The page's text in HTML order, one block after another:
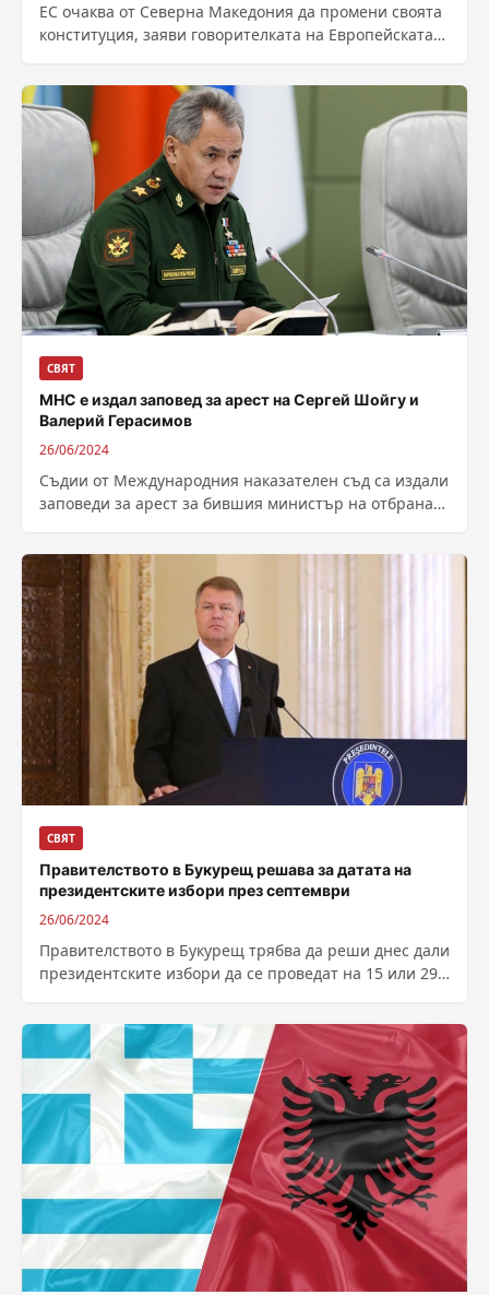
ЕС очаква от Северна Македония да промени своята
конституция, заяви говорителката на Европейската
СВЯТ
МНС е издал заповед за арест на Сергей Шойгу и
Валерий Герасимов
26/06/2024
Съдии от Международния наказателен съд са издали
заповеди за арест за бившия министър на отбраната
СВЯТ
Правителството в Букурещ решава за датата на
президентските избори през септември
26/06/2024
Правителството в Букурещ трябва да реши днес дали
президентските избори да се проведат на 15 или 29